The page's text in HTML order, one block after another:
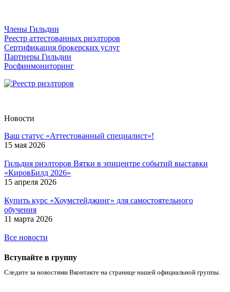
Члены Гильдии
Реестр аттестованных риэлторов
Сертификация брокерских услуг
Партнеры Гильдии
Росфинмониторинг
Новости
Ваш статус «Аттестованный специалист»!
15 мая 2026
Гильдия риэлторов Вятки в эпицентре событий выставки
«КировБилд 2026»
15 апреля 2026
Купить курс «Хоумстейджинг» для самостоятельного
обучения
11 марта 2026
Все новости
Вступайте в группу
Следите за новостями Вконтакте на странице нашей официальной группы.